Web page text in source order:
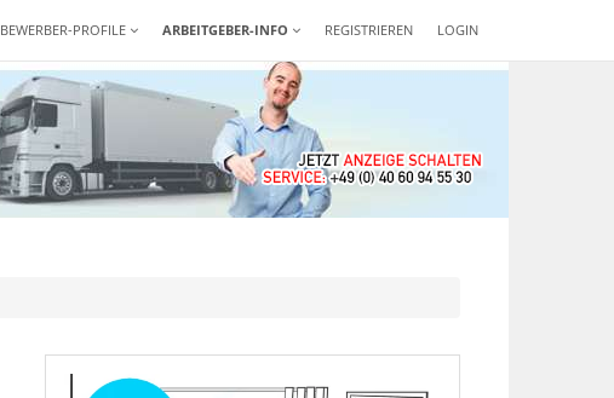
REGISTRIEREN LOGIN
BEWERBER-PROFILE ARBEITGEBER-INFO